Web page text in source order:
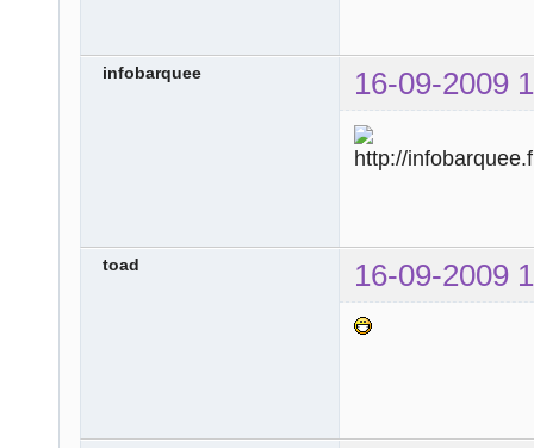
infobarquee 16-09-2009
toad 16-09-2009